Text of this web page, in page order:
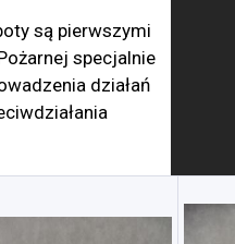
są pierwszymi
specjalnie
działań